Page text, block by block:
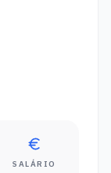
SALÁRIO